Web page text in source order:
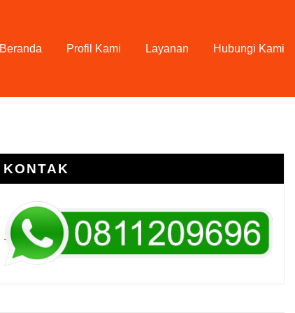
Beranda Profil Kami Layanan Hubungi Kami
KONTAK